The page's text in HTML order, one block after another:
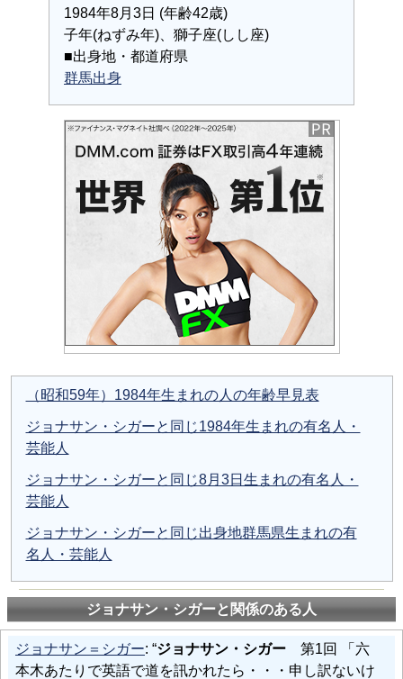
1984年8月3日 (年齢42歳)
子年(ねずみ年)、獅子座(しし座)
■出身地・都道府県
群馬出身
（昭和59年）1984年生まれの人の年齢早見表
ジョナサン・シガーと同じ1984年生まれの有名人・
芸能人
ジョナサン・シガーと同じ8月3日生まれの有名人・
芸能人
ジョナサン・シガーと同じ出身地群馬県生まれの有
名人・芸能人
ジョナサン・シガーと関係のある人
ジョナサン＝シガー: “ジョナサン・シガー 第1回 「六
本木あたりで英語で道を訊かれたら・・・申し訳ないけ